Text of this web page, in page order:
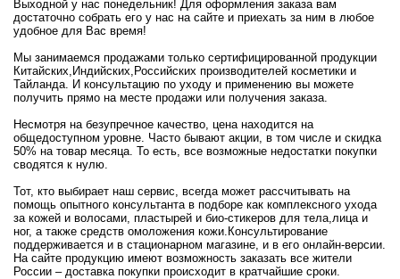
Выходной у нас понедельник! Для оформления заказа вам
достаточно собрать его у нас на сайте и приехать за ним в любое
удобное для Вас время!
Мы занимаемся продажами только сертифицированной продукции
Китайских,Индийских,Российских производителей косметики и
Тайланда. И консультацию по уходу и применению вы можете
получить прямо на месте продажи или получения заказа.
Несмотря на безупречное качество, цена находится на
общедоступном уровне. Часто бывают акции, в том числе и скидка
50% на товар месяца. То есть, все возможные недостатки покупки
сводятся к нулю.
Тот, кто выбирает наш сервис, всегда может рассчитывать на
помощь опытного консультанта в подборе как комплексного ухода
за кожей и волосами, пластырей и био-стикеров для тела,лица и
ног, а также средств омоложения кожи.Консультирование
поддерживается и в стационарном магазине, и в его онлайн-версии.
На сайте продукцию имеют возможность заказать все жители
России – доставка покупки происходит в кратчайшие сроки.